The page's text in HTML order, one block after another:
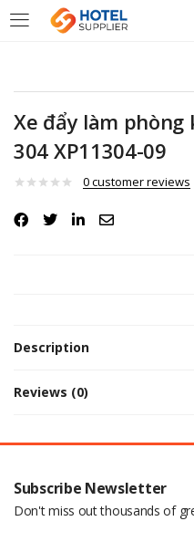
LOGIN
Enter your username and
Xe đẩy làm
304 XP11304-09
0customer reviews
Description
Reviews (0)
Subscribe Newsletter
Don't miss out thousands of